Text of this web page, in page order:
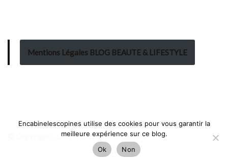
Mentions Légales BLOG BEAUTE & LIFESTYLE
© Copyright - Claire, Encabinelescopines
| Propulsé parWordPress
Encabinelescopines utilise des cookies pour vous garantir la
meilleure expérience sur ce blog.
Ok
Non